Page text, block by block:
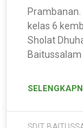
kelas 6
Sholat